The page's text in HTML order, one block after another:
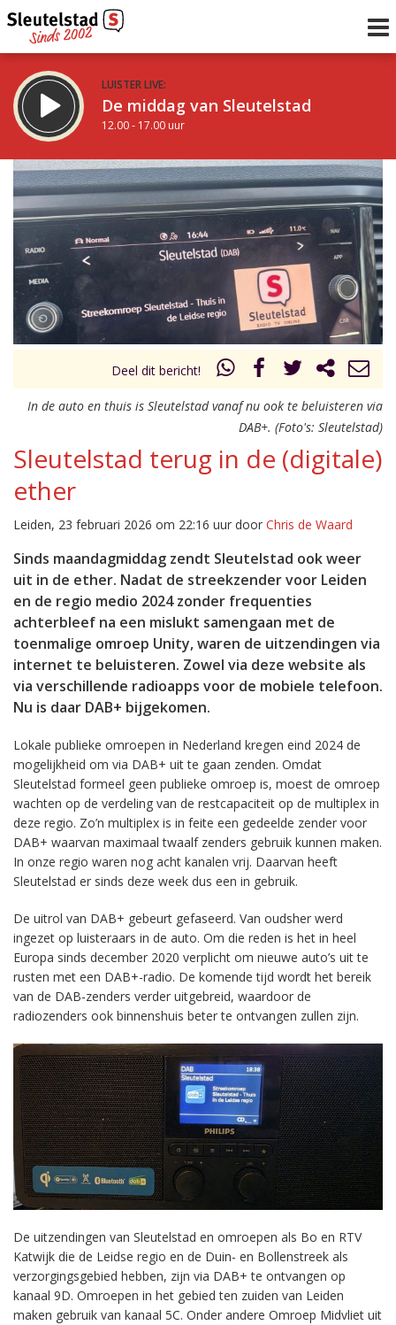
LUISTER LIVE:
De middag van Sleutelstad
12.00 - 17.00 uur
STRAKS:
Sleutelstad 30
17.00 - 19.00 uur
Vorig uur
uur 1 van 0 Volgend uur
Deel dit bericht!
In de auto en thuis is Sleutelstad vanaf nu ook te beluisteren via
DAB+. (Foto's: Sleutelstad)
Sleutelstad terug in de (digitale)
ether
Leiden, 23 februari 2026 om 22:16 uur door Chris de Waard
Sinds maandagmiddag zendt Sleutelstad ook weer
uit in de ether. Nadat de streekzender voor Leiden
en de regio medio 2024 zonder frequenties
achterbleef na een mislukt samengaan met de
toenmalige omroep Unity, waren de uitzendingen via
internet te beluisteren. Zowel via deze website als
via verschillende radioapps voor de mobiele telefoon.
Nu is daar DAB+ bijgekomen.
Lokale publieke omroepen in Nederland kregen eind 2024 de
mogelijkheid om via DAB+ uit te gaan zenden. Omdat
Sleutelstad formeel geen publieke omroep is, moest de omroep
wachten op de verdeling van de restcapaciteit op de multiplex in
deze regio. Zo’n multiplex is in feite een gedeelde zender voor
DAB+ waarvan maximaal twaalf zenders gebruik kunnen maken.
In onze regio waren nog acht kanalen vrij. Daarvan heeft
Sleutelstad er sinds deze week dus een in gebruik.
De uitrol van DAB+ gebeurt gefaseerd. Van oudsher werd
ingezet op luisteraars in de auto. Om die reden is het in heel
Europa sinds december 2020 verplicht om nieuwe auto’s uit te
rusten met een DAB+-radio. De komende tijd wordt het bereik
van de DAB-zenders verder uitgebreid, waardoor de
radiozenders ook binnenshuis beter te ontvangen zullen zijn.
De uitzendingen van Sleutelstad en omroepen als Bo en RTV
Katwijk die de Leidse regio en de Duin- en Bollenstreek als
verzorgingsgebied hebben, zijn via DAB+ te ontvangen op
kanaal 9D. Omroepen in het gebied ten zuiden van Leiden
maken gebruik van kanaal 5C. Onder andere Omroep Midvliet uit